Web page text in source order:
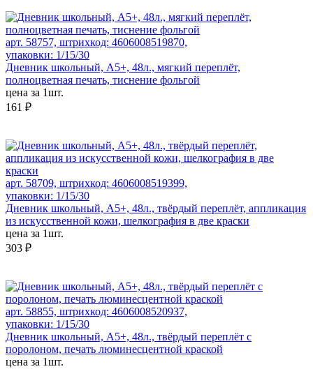
арт. 58757, штрихкод: 4606008519870,
упаковки: 1/15/30
Дневник школьный, А5+, 48л., мягкий переплёт,
полноцветная печать, тиснение фольгой
цена за 1шт.
161 ₽
арт. 58709, штрихкод: 4606008519399,
упаковки: 1/15/30
Дневник школьный, А5+, 48л., твёрдый переплёт, аппликация
из искусственной кожи, шелкография в две краски
цена за 1шт.
303 ₽
арт. 58855, штрихкод: 4606008520937,
упаковки: 1/15/30
Дневник школьный, А5+, 48л., твёрдый переплёт с
поролоном, печать люминесцентной краской
цена за 1шт.